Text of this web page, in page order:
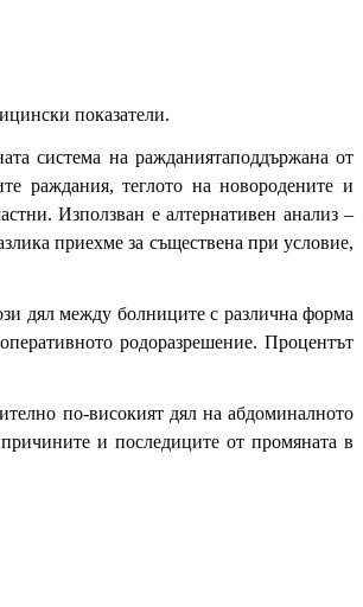
показатели.
система на ражданиятаподдържана от
раждания, теглото на новородените и
Използван е алтернативен анализ –
приехме за съществена при условие,
дял между болниците с различна форма
родоразрешение. Процентът
по-високият дял на абдоминалното
и последиците от промяната в